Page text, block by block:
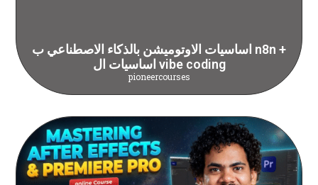
اساسيات الاوتوميشن بالذكاء الاصطناعي ب n8n +
اساسيات ال vibe coding
pioneercourses